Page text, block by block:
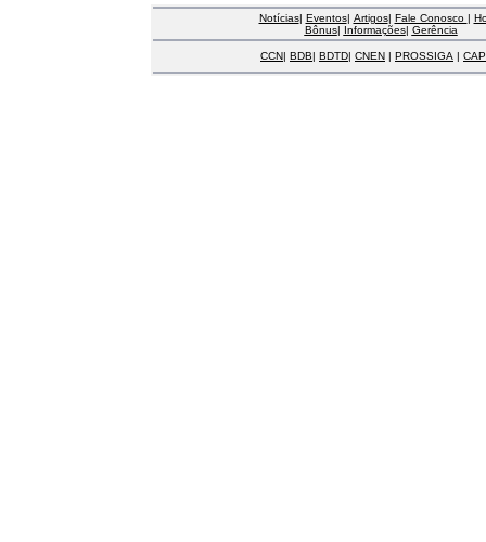
Notícias| Eventos| Artigos| Fale Conosco |
Bônus| Informações| Gerência
CCN| BDB| BDTD| CNEN | PROSSIGA |